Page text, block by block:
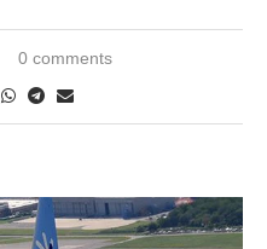
0 comments